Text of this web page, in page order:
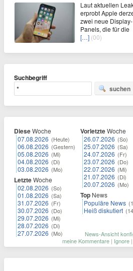
Laut aktuellen
erprobt Apple
zwei neue Display-
Panels, die für die
[…] (00)
Suchbegriff
suchen
DieseWoche
07.08.2026 (Heute)
06.08.2026 (Gestern)
05.08.2026 (Mi)
04.08.2026 (Di)
03.08.2026 (Mo)
LetzteWoche
02.08.2026 (So)
01.08.2026 (Sa)
31.07.2026 (Fr)
30.07.2026 (Do)
29.07.2026 (Mi)
28.07.2026 (Di)
27.07.2026 (Mo)
VorletzteWoche
26.07.2026 (So)
25.07.2026 (Sa)
24.07.2026 (Fr)
23.07.2026 (Do)
22.07.2026 (Mi)
21.07.2026 (Di)
20.07.2026 (Mo)
Top News
Populäre News
Heiß diskutiert
News-Ansicht
meine Kommentare | Ignore |